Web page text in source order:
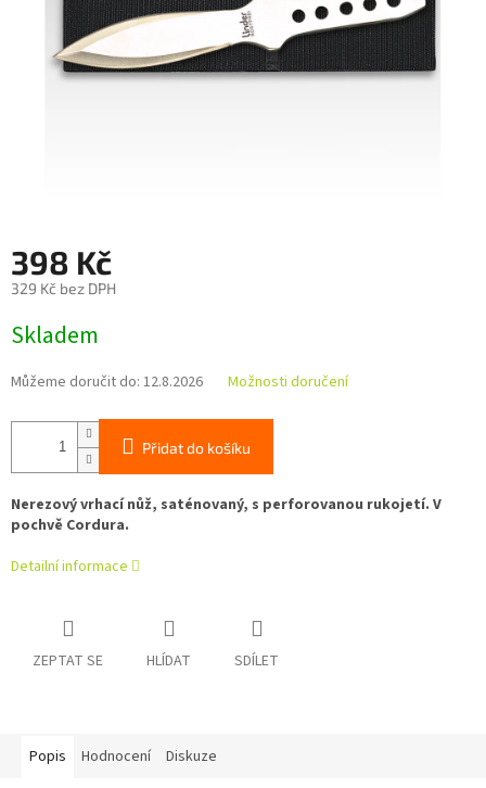
398 Kč
329 Kč bez DPH
cena:
Skladem
Můžeme doručit do: 12.8.2026 Možnosti doručení
Přidat do košíku
Nerezový vrhací nůž, saténovaný, s perforovanou rukojetí. V
pochvě Cordura.
Detailní informace
ZEPTAT SE HLÍDAT SDÍLET
Popis Hodnocení Diskuze